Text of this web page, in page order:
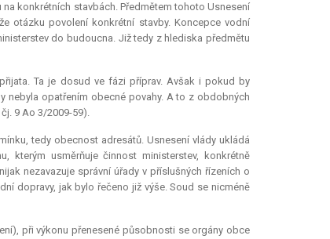
konkrétních stavbách. Předmětem tohoto Usnesení
otázku povolení konkrétní stavby. Koncepce vodní
do budoucna. Již tedy z hlediska předmětu
Ta je dosud ve fázi příprav. Avšak i pokud by
nebyla opatřením obecné povahy. A to z obdobných
9 Ao 3/2009-59).
tedy obecnost adresátů. Usnesení vlády ukládá
kterým usměrňuje činnost ministerstev, konkrétně
nezavazuje správní úřady v příslušných řízeních o
dopravy, jak bylo řečeno již výše. Soud se nicméně
při výkonu přenesené působnosti se orgány obce